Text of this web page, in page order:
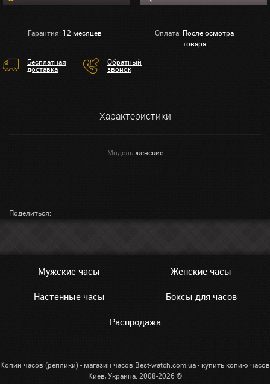
Гарантия: 12 месяцев Оплата: После осмотра
товара
Бесплатная
доставка
Обратный
звонок
Характеристики
Модель:женские
Поделиться:
Мужские часы Женские часы
Настенные часы Боксы для часов
Распродажа
Копии часов (реплики) - магазин часов Best-watch.com.ua - купить копию часов
Киев, Украина. 2008-2026 ©